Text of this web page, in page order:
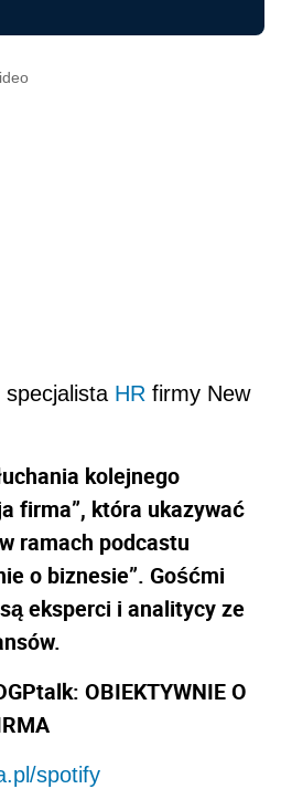
specjalista HR firmy New
kolejnego
firma”, która ukazywać
ramach podcastu
o biznesie”. Gośćmi
eksperci i analitycy ze
OBIEKTYWNIE O
spotify